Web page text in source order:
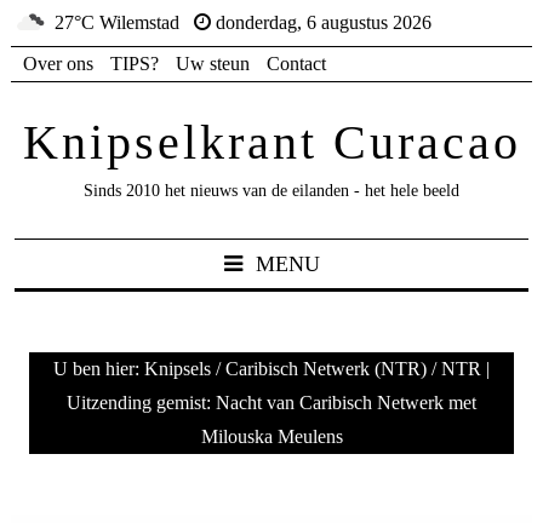
27°C Wilemstad
donderdag, 6 augustus 2026
Over ons
TIPS? Uw steun Contact
Knipselkrant Curacao
Sinds 2010 het nieuws van de eilanden - het hele beeld
MENU
U ben hier: Knipsels / Caribisch Netwerk (NTR) / NTR |
Uitzending gemist: Nacht van Caribisch Netwerk met
Milouska Meulens